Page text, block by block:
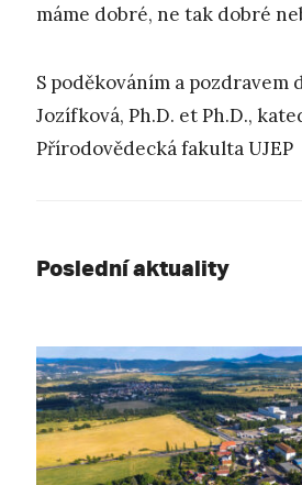
máme dobré, ne tak dobré
S poděkováním a pozdravem
Jozífková, Ph.D. et Ph.D.,
Přírodovědecká fakulta UJEP
Poslední aktuality